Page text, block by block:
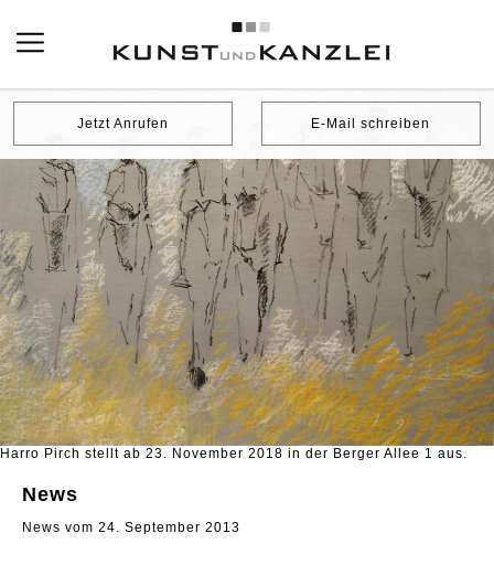
Jetzt Anrufen E-Mail schreiben
Harro Pirch stellt ab 23. November 2018 in der Berger Allee 1 aus.
News
News vom 24. September 2013